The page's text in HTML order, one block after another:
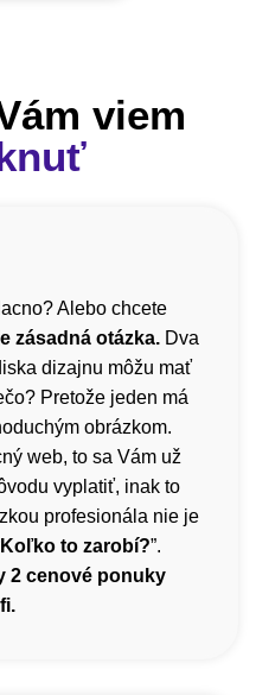
viem
Alebo chcete
zásadná otázka. Dva
dizajnu môžu mať
Pretože jeden má
obrázkom.
web, to sa Vám už
vyplatiť, inak to
profesionála nie je
Koľko to zarobí?”.
2 cenové ponuky